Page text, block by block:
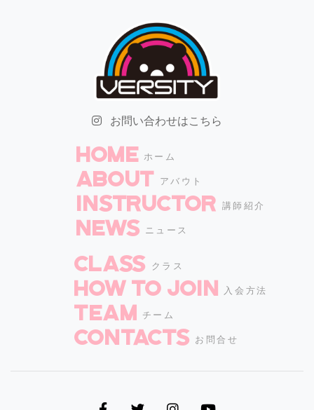
お問い合わせはこちら
HOME ホーム
ABOUT アバウト
INSTRUCTOR 講師紹介
NEWS ニュース
CLASS クラス
How to join 入会方法
TEAM チーム
CONTACTS お問合せ